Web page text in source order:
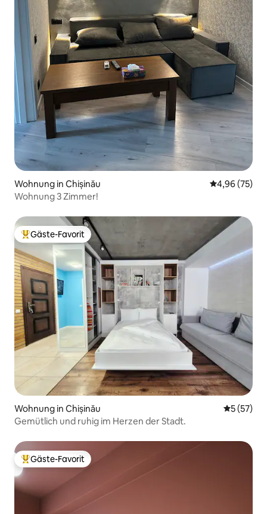
Wohnung in Chișinău
4,96 (75)
Wohnung 3 Zimmer!
Beliebter Gäste-Favorit.
Gäste-Favorit
Wohnung in Chișinău
5 (57)
Gemütlich und ruhig im Herzen der Stadt.
Beliebter Gäste-Favorit.
Gäste-Favorit